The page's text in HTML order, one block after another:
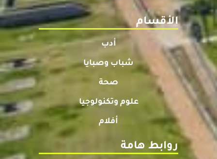
الأقسام
أدب
شباب وصبايا
صحة
علوم وتكنولوجيا
أفلام
روابط هامة